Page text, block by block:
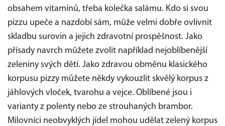
obsahem vitamínů, třeba kolečka salámu. Kdo si svou
pizzu upeče a nazdobí sám, může velmi dobře ovlivnit
skladbu surovin a jejich zdravotní prospěšnost. Jako
přísady navrch můžete zvolit například nejoblíbenější
zeleniny svých dětí. Jako zdravou obměnu klasického
korpusu pizzy můžete někdy vykouzlit skvělý korpus z
jáhlových vloček, tvarohu a vejce. Oblíbené jsou i
varianty z polenty nebo ze strouhaných brambor.
Milovníci neobvyklých jídel mohou udělat zelený korpus